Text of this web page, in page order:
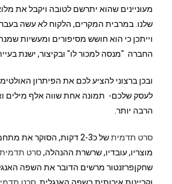
מעוניינים שהוא יתרשם לטובה ויקבל את
שלנו. במרבית המקרים, הלקוח לא עשה
וייתכן כי הוא חושש מסיפורים ומעשיות
החברה "מנסה למכור לו" ובקיצור, ישנת
ובכן ברצוני להציע לכם את הפיתרון
לעסק שלכם- תמונה אחת שווה אלף מילים
הרבה יותר.
סרט תדמית
של כ2-3 דקות, הסוקר
מוצריו, עובדיו, שרשרת ההנהלה,סרט תדמית
שחקןפרזנטור מרשים הדובר את השפה